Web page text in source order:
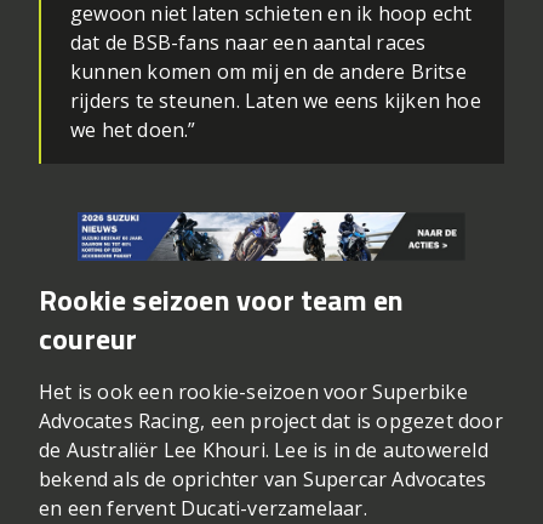
gewoon niet laten schieten en ik hoop echt
dat de BSB-fans naar een aantal races
kunnen komen om mij en de andere Britse
rijders te steunen. Laten we eens kijken hoe
we het doen.”
Rookie seizoen voor team en
coureur
Het is ook een rookie-seizoen voor Superbike
Advocates Racing, een project dat is opgezet door
de Australiër Lee Khouri. Lee is in de autowereld
bekend als de oprichter van Supercar Advocates
en een fervent Ducati-verzamelaar.